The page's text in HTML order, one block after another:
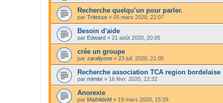
Recherche quelqu’un pour parler.
par Tritesse » 05 mars 2020, 22:07
Besoin d'aide
par Edward » 21 août 2020, 20:05
crée un groupe
par zaraliyone » 23 juil. 2020, 21:05
Recherche association TCA region bordelaise
par mimite » 16 févr. 2020, 12:32
Anorexie
par MathildeM » 19 mars 2020, 15:39